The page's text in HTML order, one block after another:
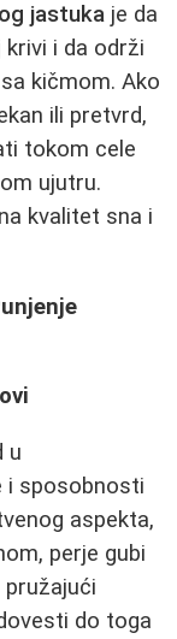
jastuka je da
i da održi
kičmom. Ako
ili pretvrd,
tokom cele
ujutru.
kvalitet sna i
u
i sposobnosti
aspekta,
perje gubi
pružajući
do toga